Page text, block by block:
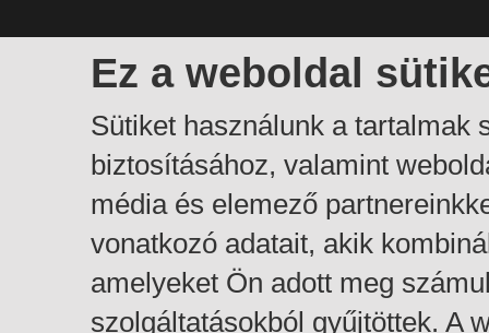
Ez a weboldal
Sütiket használunk a tartalmak
biztosításához, valamint
média és elemező
vonatkozó adatait, akik
amelyeket Ön adott meg
szolgáltatásokból gyűjtöttek. A